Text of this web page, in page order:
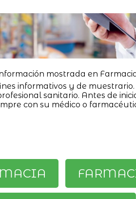
mostrada en
informativos y de
sanitario. Antes de
con su médico o